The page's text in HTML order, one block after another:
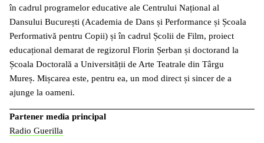
în cadrul programelor educative ale Centrului Național al
Dansului București (Academia de Dans și Performance și Școala
Performativă pentru Copii) și în cadrul Școlii de Film, proiect
educațional demarat de regizorul Florin Șerban și doctorand la
Școala Doctorală a Universității de Arte Teatrale din Târgu
Mureș. Mișcarea este, pentru ea, un mod direct și sincer de a
ajunge la oameni.
Partener media principal
Radio Guerilla